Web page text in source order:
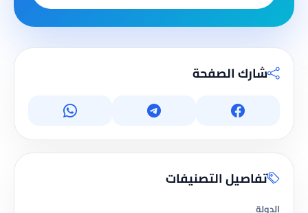
شارك الصفحة
تفاصيل التصنيفات
الدولة